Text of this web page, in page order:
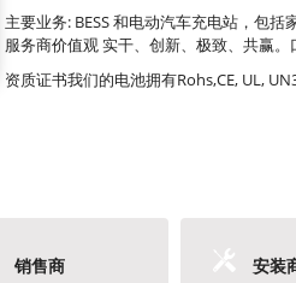
主要业务: BESS 和电动汽车充电站，包
服务商价值观 实干、创新、极致、共赢。
资质证书我们的电池拥有Rohs,CE, UL,
销售商 安装